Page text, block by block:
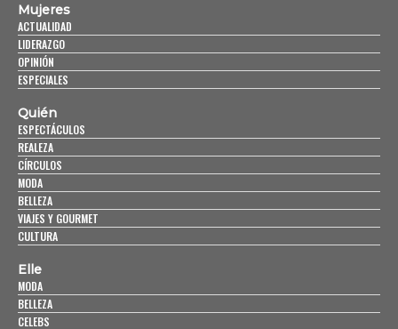
Mujeres
ACTUALIDAD
LIDERAZGO
OPINIÓN
ESPECIALES
Quién
ESPECTÁCULOS
REALEZA
CÍRCULOS
MODA
BELLEZA
VIAJES Y GOURMET
CULTURA
Elle
MODA
BELLEZA
CELEBS